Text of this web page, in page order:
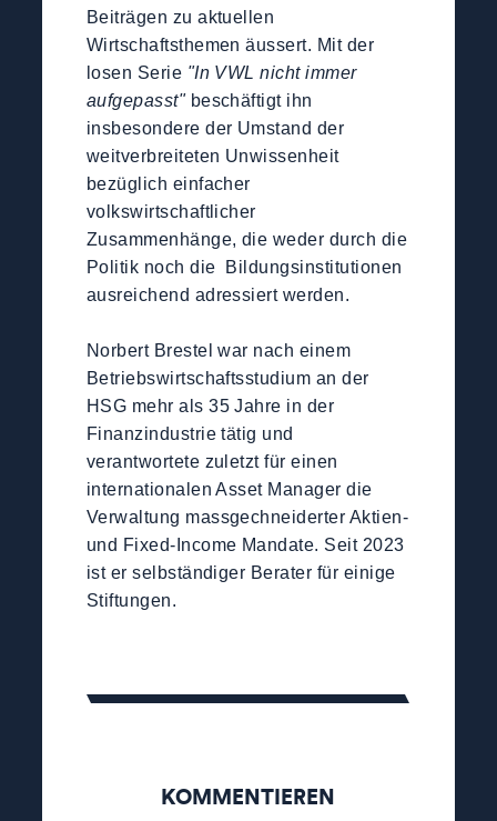
Beiträgen zu aktuellen
Wirtschaftsthemen äussert. Mit der
losen Serie "In VWL nicht immer
aufgepasst"beschäftigt ihn
insbesondere der Umstand der
weitverbreiteten Unwissenheit
bezüglich einfacher
volkswirtschaftlicher
Zusammenhänge, die weder durch die
Politik noch die Bildungsinstitutionen
ausreichend adressiert werden.
Norbert Brestel war nach einem
Betriebswirtschaftsstudium an der
HSG mehr als 35 Jahre in der
Finanzindustrie tätig und
verantwortete zuletzt für einen
internationalen Asset Manager die
Verwaltung massgechneiderter Aktien-
und Fixed-Income Mandate. Seit 2023
ist er selbständiger Berater für einige
Stiftungen.
KOMMENTIEREN